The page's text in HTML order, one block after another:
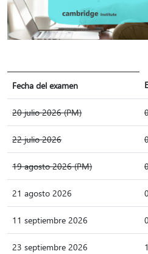
Fecha del examen
20 julio 2026 (PM)
22 julio 2026
19 agosto 2026 (PM)
21 agosto 2026
11 septiembre 2026
23 septiembre 2026